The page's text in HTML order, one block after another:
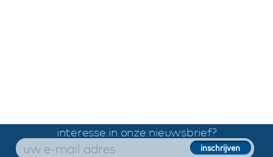
interesse in onze nieuwsbrief?